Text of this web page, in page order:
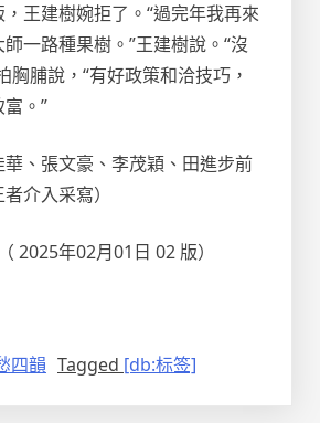
王建樹婉拒了。“過完年我再來
一路種果樹。”王建樹說。“沒
胸脯說，“有好政策和洽技巧，
。”
華、張文豪、李茂穎、田進步前
介入采寫）
2025年02月01日 02 版）
四韻 Tagged [db:标签]